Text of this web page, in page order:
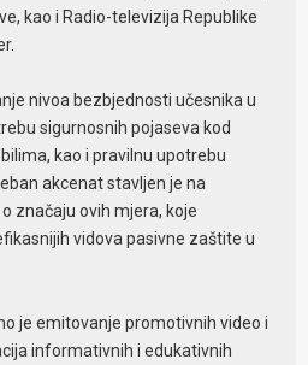
kao i Radio-televizija Republike
nivoa bezbjednosti učesnika u
sigurnosnih pojaseva kod
kao i pravilnu upotrebu
akcenat stavljen je na
značaju ovih mjera, koje
vidova pasivne zaštite u
je emitovanje promotivnih video i
informativnih i edukativnih